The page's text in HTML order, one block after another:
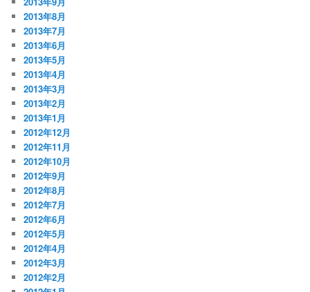
2013年8月
2013年7月
2013年6月
2013年5月
2013年4月
2013年3月
2013年2月
2013年1月
2012年12月
2012年11月
2012年10月
2012年9月
2012年8月
2012年7月
2012年6月
2012年5月
2012年4月
2012年3月
2012年2月